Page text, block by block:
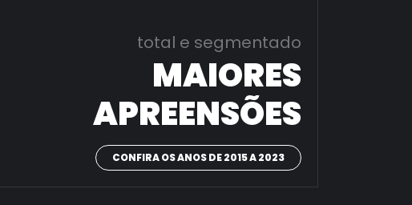
total e segmentado
MAIORES
APREENSÕES
CONFIRA OS ANOS DE 2015 A 2023